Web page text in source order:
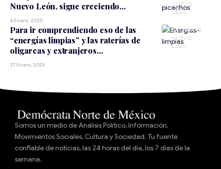
NUEVO
LEÓN
Nuevo León, sigue creciendo…
4 Enero, 2025
NUEVO
LEÓN
Para ir comprendiendo eso de las
“energías limpias” y las raterías de
oligarcas y extranjeros…
27 Enero, 2025
Somos un medio de Análisis Político, Información,
Movimientos Sociales, Cultura y Sociedad. Tu fuente
confiable de noticias, las 24 horas del día, los 7 días de la
semana.